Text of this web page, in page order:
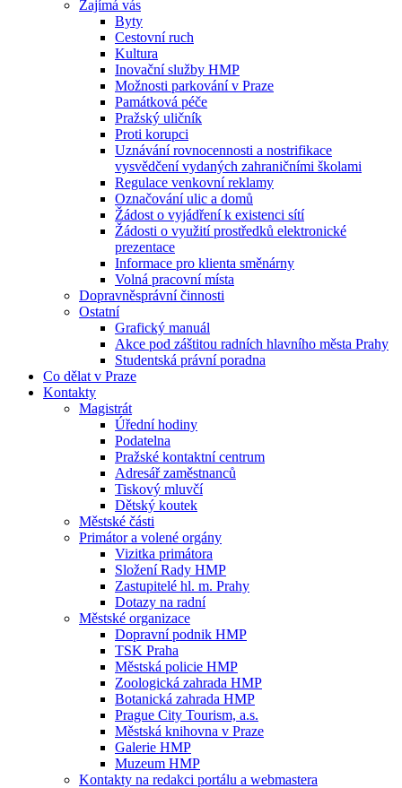
Zajímá vás
Byty
Cestovní ruch
Kultura
Inovační služby HMP
Možnosti parkování v Praze
Památková péče
Pražský uličník
Proti korupci
Uznávání rovnocennosti a nostrifikace
vysvědčení vydaných zahraničními školami
Regulace venkovní reklamy
Označování ulic a domů
Žádost o vyjádření k existenci sítí
Žádosti o využití prostředků elektronické
prezentace
Informace pro klienta směnárny
Volná pracovní místa
Dopravněsprávní činnosti
Ostatní
Grafický manuál
Akce pod záštitou radních hlavního města Prahy
Studentská právní poradna
Co dělat v Praze
Kontakty
Magistrát
Úřední hodiny
Podatelna
Pražské kontaktní centrum
Adresář zaměstnanců
Tiskový mluvčí
Dětský koutek
Městské části
Primátor a volené orgány
Vizitka primátora
Složení Rady HMP
Zastupitelé hl. m. Prahy
Dotazy na radní
Městské organizace
Dopravní podnik HMP
TSK Praha
Městská policie HMP
Zoologická zahrada HMP
Botanická zahrada HMP
Prague City Tourism, a.s.
Městská knihovna v Praze
Galerie HMP
Muzeum HMP
Kontakty na redakci portálu a webmastera